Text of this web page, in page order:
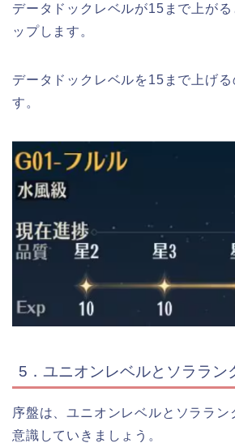
データドックレベルが15まで上が
ップします。
データドックレベルを15まで上げ
す。
5．ユニオンレベルとソララン
序盤は、ユニオンレベルとソララン
意識していきましょう。